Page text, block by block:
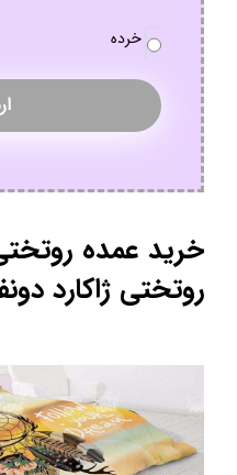
خرده
خرید عمده
روتختی ژاکارد